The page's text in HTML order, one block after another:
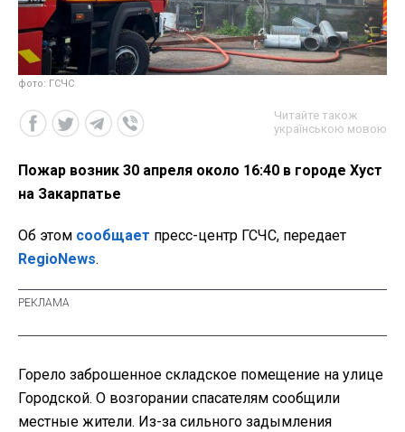
фото: ГСЧС
Читайте також
українською мовою
Пожар возник 30 апреля около 16:40 в городе Хуст
на Закарпатье
Об этом сообщает пресс-центр ГСЧС, передает
RegioNews.
Горело заброшенное складское помещение на улице
Городской. О возгорании спасателям сообщили
местные жители. Из-за сильного задымления